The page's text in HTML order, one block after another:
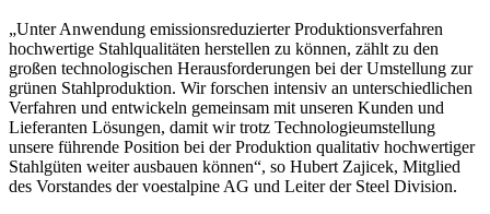
„Unter Anwendung emissionsreduzierter Produktionsverfahren
hochwertige Stahlqualitäten herstellen zu können, zählt zu den
großen technologischen Herausforderungen bei der Umstellung zur
grünen Stahlproduktion. Wir forschen intensiv an unterschiedlichen
Verfahren und entwickeln gemeinsam mit unseren Kunden und
Lieferanten Lösungen, damit wir trotz Technologieumstellung
unsere führende Position bei der Produktion qualitativ hochwertiger
Stahlgüten weiter ausbauen können“, so Hubert Zajicek, Mitglied
des Vorstandes der voestalpine AG und Leiter der Steel Division.